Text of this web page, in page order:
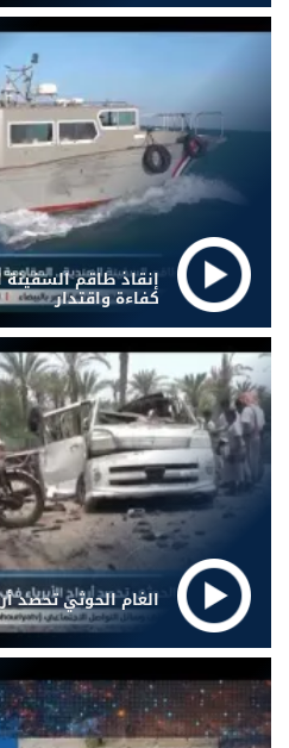
إنقاذ طاقم السفينة
كفاءة واقتدار
الغام الحوثي تحصد